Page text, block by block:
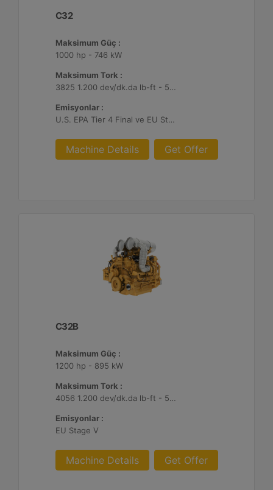
C32
Maksimum Güç :
1000 hp - 746 kW
Maksimum Tork :
3825 1.200 dev/dk.da lb-ft - 5186 1.200 dev/dk.da Nm
Emisyonlar :
U.S. EPA Tier 4 Final ve EU Stage V
Machine Details Get Offer
C32B
Maksimum Güç :
1200 hp - 895 kW
Maksimum Tork :
4056 1.200 dev/dk.da lb-ft - 5499 1.200 dev/dk.da Nm
Emisyonlar :
EU Stage V
Machine Details Get Offer